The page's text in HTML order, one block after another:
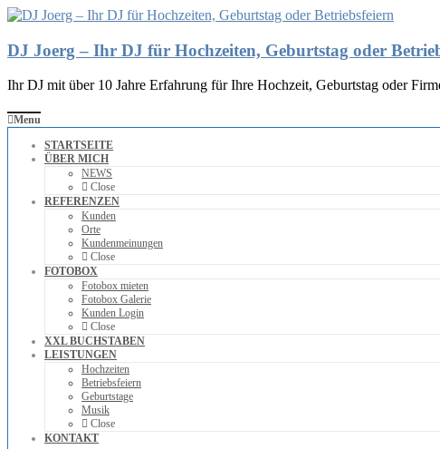
DJ Joerg – Ihr DJ für Hochzeiten, Geburtstag oder
Ihr DJ mit über 10 Jahre Erfahrung für Ihre Hochzeit, Geburtstag oder
Menu
STARTSEITE
ÜBER MICH
NEWS
Close
REFERENZEN
Kunden
Orte
Kundenmeinungen
Close
FOTOBOX
Fotobox mieten
Fotobox Galerie
Kunden Login
Close
XXL BUCHSTABEN
LEISTUNGEN
Hochzeiten
Betriebsfeiern
Geburtstage
Musik
Close
KONTAKT